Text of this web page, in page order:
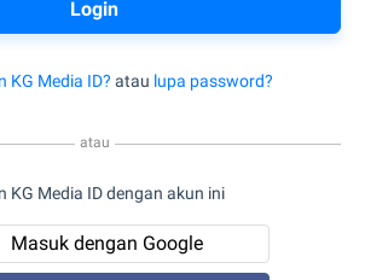
KG Media ID? atau lupa password?
atau
KG Media ID dengan akun ini
Masuk dengan Google